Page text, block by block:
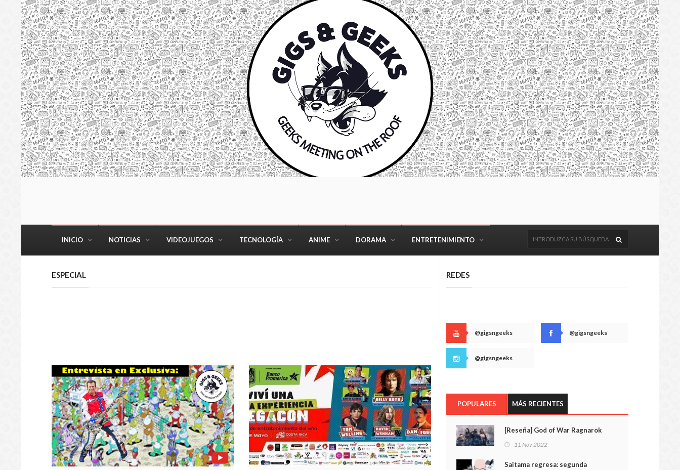
INICIO NOTICIAS VIDEOJUEGOS TECNOLOGÍA ANIME DORAMA ENTRETENIMIENTO
ESPECIAL REDES
@gigsngeeks @gigsngeeks
@gigsngeeks
POPULARES MÁS RECIENTES
[Reseña] God of War Ragnarok
11 Nov 2022
Saitama regresa: segunda